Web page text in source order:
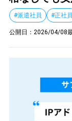
#派遣社員 #正社員
公開日： 2026/04/08